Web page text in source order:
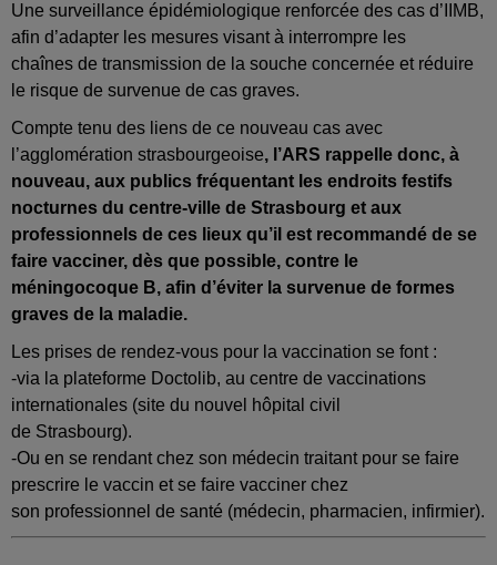
Une surveillance épidémiologique renforcée des cas d’IIMB,
afin d’adapter les mesures visant à interrompre les
chaînes de transmission de la souche concernée et réduire
le risque de survenue de cas graves.
Compte tenu des liens de ce nouveau cas avec
l’agglomération strasbourgeoise, l’ARS rappelle donc, à
nouveau, aux publics fréquentant les endroits festifs
nocturnes du centre-ville de Strasbourg et aux
professionnels de ces lieux qu’il est recommandé de se
faire vacciner, dès que possible, contre le
méningocoque B, afin d’éviter la survenue de formes
graves de la maladie.
Les prises de rendez-vous pour la vaccination se font :
-via la plateforme Doctolib, au centre de vaccinations
internationales (site du nouvel hôpital civil
de Strasbourg).
-Ou en se rendant chez son médecin traitant pour se faire
prescrire le vaccin et se faire vacciner chez
son professionnel de santé (médecin, pharmacien, infirmier).